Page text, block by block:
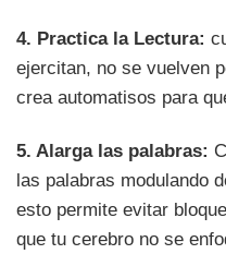
4. Practica la Lectura:
ejercitan, no se vuelven
crea automatisos para
5. Alarga las palabras:
las palabras modulando
esto permite evitar
que tu cerebro no se